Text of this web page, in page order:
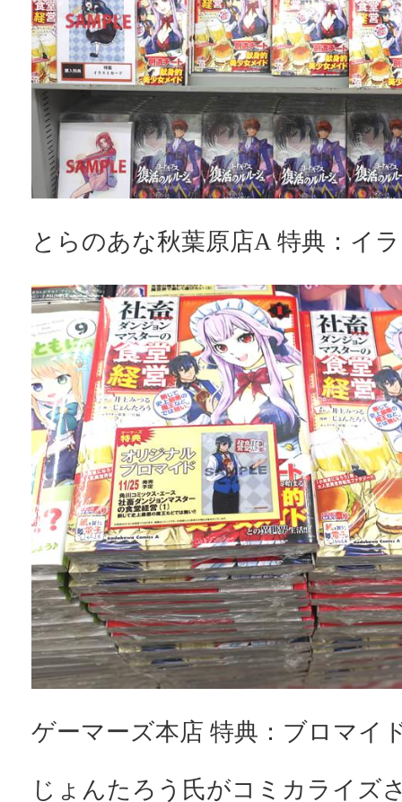
とらのあな秋葉原店A 特典：イ
ゲーマーズ本店 特典：ブロマイ
じょんたろう氏がコミカライズ